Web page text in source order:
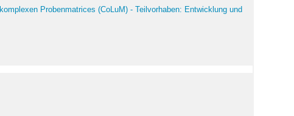
Probenmatrices (CoLuM) - Teilvorhaben: Entwicklung und